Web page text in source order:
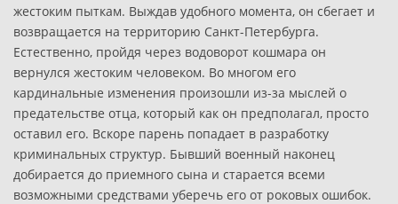
жестоким пыткам. Выждав удобного момента, он сбегает и
возвращается на территорию Санкт-Петербурга.
Естественно, пройдя через водоворот кошмара он
вернулся жестоким человеком. Во многом его
кардинальные изменения произошли из-за мыслей о
предательстве отца, который как он предполагал, просто
оставил его. Вскоре парень попадает в разработку
криминальных структур. Бывший военный наконец
добирается до приемного сына и старается всеми
возможными средствами уберечь его от роковых ошибок.